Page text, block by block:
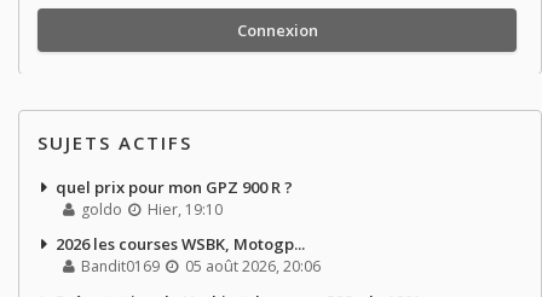
SUJETS ACTIFS
quel prix pour mon GPZ 900 R ?
goldo Hier, 19:10
2026 les courses WSBK, Motogp...
Bandit0169 05 août 2026, 20:06